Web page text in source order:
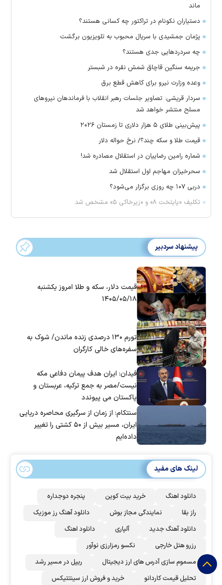
ماند
دستیاران نکونام در تراکتور چه کسانی هستند؟
پژمان جمشیدی با سریال محبوب به تلویزیون برگشت
چه سردرد‌هایی جدی هستند؟
جریمه سنگین قاچاق شمش نقره در شبستر
وعده وزارت نیرو برای کاهش قطع برق
سردار قریشی: تصاویر جلسات رهبر انقلاب با فرماندهان نیرو‌های
مسلح منتشر خواهد شد
پیش‌بینی طلای ۵ هزار دلاری تا زمستان ۲۰۲۶
قیمت طلا و سکه چند؟/ نرخ حواله دلار
شماره رامین رضاییان در استقلال مصادره شد!
سحرخیزان مهاجم اول استقلال شد
دربی ۱۰۷ چه روزی برگزار می‌شود؟
تکلیف «پایتخت ۸» و «زیرخاکی ۵» مشخص شد
پیشنهاد سردبیر
قیمت دلار، سکه و طلا امروز یکشنبه
۱۴۰۵/۰۵/۱۸
تورم ۱۳۰ درصدی زنده ماندن/ شوک به
سفره‌های خالی کارگران
فیدان: ایران هدف پیمان دفاعی مکه
نیست/مصر به جمع ترکیه، عربستان و
پاکستان می پیوندد
سنتکام: از زمان از سرگیری محاصره دریایی
ایران، مسیر بیش از ۵۰ کشتی را تغییر
داده‌ایم
لینک های مفید
دانلود اهنگ خرید بیت کوین
پنجره دوجداره
راز بقا
نمایندگی مجاز بوش
دانلود آهنگ رز‌ موزیک
دانلود آهنگ جدید
آلپاری
دانلود اهنگ
رزرو هتل خارجی
نکسو رمزارزی نوآور
مسموم سازی آدرس های ارز دیجیتال
ریپل در مسیر رشد
تحلیل قیمت کاردانو
خرید و فروش ارز سینتتیکس